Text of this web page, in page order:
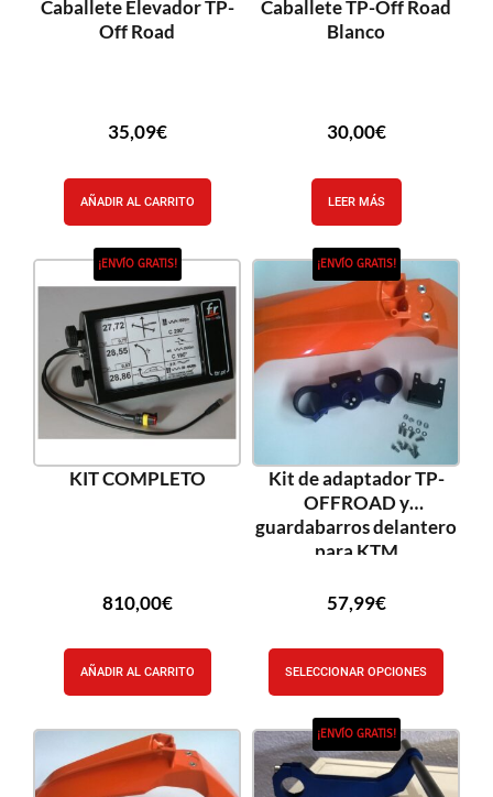
Caballete Elevador TP-
Off Road
35,09€
AÑADIR AL CARRITO
Caballete TP-Off Road
Blanco
30,00€
LEER MÁS
¡ENVÍO GRATIS!
KIT COMPLETO
810,00€
AÑADIR AL CARRITO
¡ENVÍO GRATIS!
Kit de adaptador TP-
OFFROAD y
guardabarros delantero
para KTM
57,99€
SELECCIONAR OPCIONES
¡ENVÍO GRATIS!